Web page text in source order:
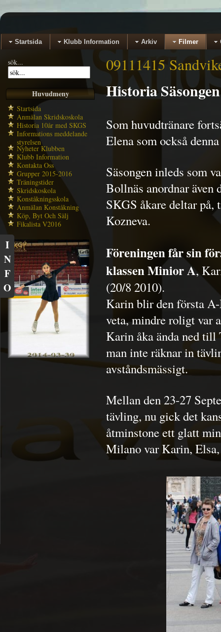
Startsida Klubb Information Arkiv Filmer
sök...
Huvudmeny
Startsida
Anmälan Skridskoskola
Historia 10år med SKGS
Informations meddelande
styrelsen
Nyheter Klubben
Klubb Information
Kontakta Oss
Grupper 2015-2016
Träningstider
Skridskoskola
Konståkningsskola
Anmälan Konståkning
Köp, Byt Och Sälj
Fikalista V2016
09111415
Historia
Som huvudtränare
Elena som också
Säsongen inleds som
Bollnäs anordnar även
SKGS åkare deltar på,
Kozneva.
Föreningen får sin
klassen Minior A,
(20/8 2010).
Karin blir den första
veta, mindre roligt var
Karin åka ända ned till
man inte räknar in
avståndsmässigt.
Mellan den 23-27
tävling, nu gick det
åtminstone ett glatt
Milano var Karin,
I
N
F
O